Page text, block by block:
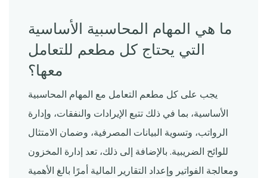
ما هي المهام المحاسبية الأساسية
التي يحتاج كل مطعم للتعامل
معها؟
يجب على كل مطعم التعامل مع المهام المحاسبية
الأساسية، بما في ذلك تتبع الإيرادات والنفقات، وإدارة
الرواتب، وتسوية البيانات المصرفية، وضمان الامتثال
للوائح الضريبية. بالإضافة إلى ذلك، تعد إدارة المخزون
ومعالجة الفواتير وإعداد التقارير المالية أمرًا بالغ الأهمية